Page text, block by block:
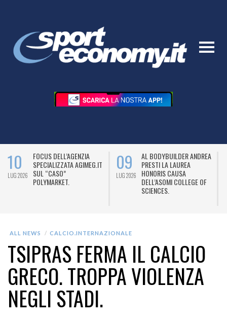
10
LUG 2026
FOCUS DELL’AGENZIA
SPECIALIZZATA AGIMEG.IT
SUL “CASO”
POLYMARKET.
09
LUG 2026
AL BODYBUILDER ANDREA
PRESTI LA LAUREA
HONORIS CAUSA
DELL’ASOMI COLLEGE OF
SCIENCES.
ALL NEWS CALCIO.INTERNAZIONALE
TSIPRAS FERMA IL CALCIO
GRECO. TROPPA VIOLENZA
NEGLI STADI.